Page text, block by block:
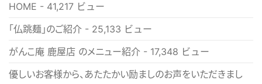
HOME - 41,217 ビュー
「仏跳麺」のご紹介 - 25,133 ビュー
がんこ庵 鹿屋店 のメニュー紹介 - 17,348 ビュー
優しいお客様から、あたたかい励ましのお声をいただきまし